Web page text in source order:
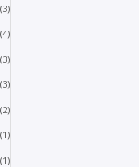
3
4
3
3
2
1
1